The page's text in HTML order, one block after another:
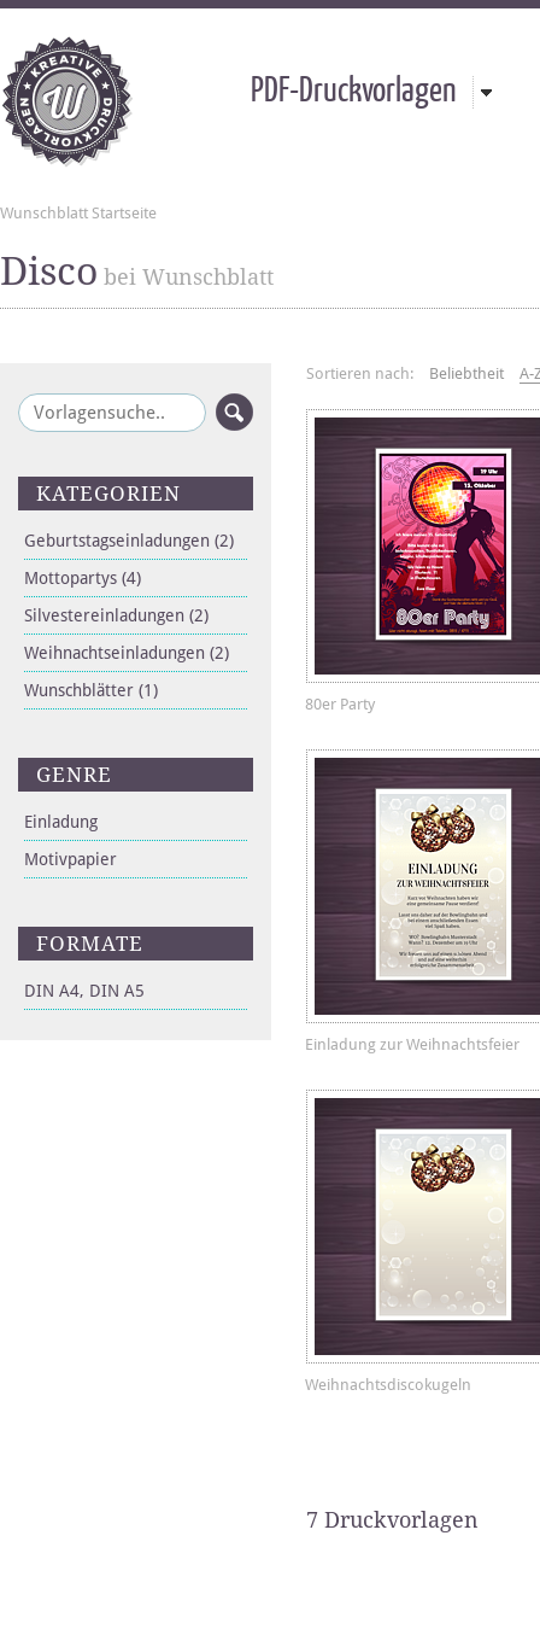
PDF-Druckvorlagen
Wunschblatt Startseite
Disco bei Wunschblatt
KATEGORIEN
Geburtstagseinladungen (2)
Mottopartys (4)
Silvestereinladungen (2)
Weihnachtseinladungen (2)
Wunschblätter (1)
GENRE
Einladung
Motivpapier
FORMATE
DIN A4, DIN A5
Sortieren nach: Beliebtheit A-
80er Party
Einladung zur Weihnachtsfeier
Weihnachtsdiscokugeln
7 Druckvorlagen